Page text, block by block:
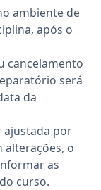
ambiente de
após o
cancelamento
será
da
ajustada por
alterações, o
as
curso.